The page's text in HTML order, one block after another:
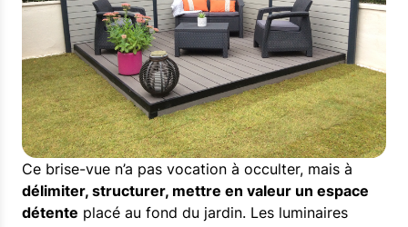
Ce brise-vue n’a pas vocation à occulter, mais à
délimiter, structurer, mettre en valeur un espace
détente placé au fond du jardin. Les luminaires